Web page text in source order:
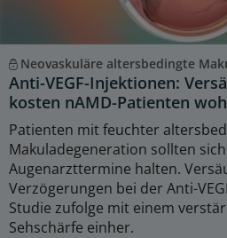
Neovaskuläre altersbedingte
Anti-VEGF-Injektionen:
kosten nAMD-Patienten
Patienten mit feuchter
Makuladegeneration sollten
Augenarzttermine halten.
Verzögerungen bei der Anti-
Studie zufolge mit einem
Sehschärfe einher.